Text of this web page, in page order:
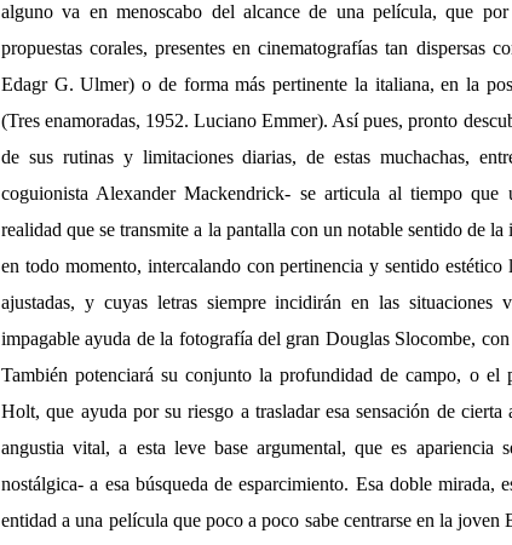
alguno va en menoscabo del alcance de una película, que
propuestas corales, presentes en cinematografías tan dispersas
Edagr G. Ulmer) o de forma más pertinente la italiana, en la
(Tres enamoradas, 1952. Luciano Emmer). Así pues, pronto
de sus rutinas y limitaciones diarias, de estas muchachas,
coguionista Alexander Mackendrick- se articula al tiempo que
realidad que se transmite a la pantalla con un notable sentido de
en todo momento, intercalando con pertinencia y sentido
ajustadas, y cuyas letras siempre incidirán en las
impagable ayuda de la fotografía del gran Douglas Slocombe,
También potenciará su conjunto la profundidad de campo, o el
Holt, que ayuda por su riesgo a trasladar esa sensación de
angustia vital, a esta leve base argumental, que es apariencia
nostálgica- a esa búsqueda de esparcimiento. Esa doble
entidad a una película que poco a poco sabe centrarse en la